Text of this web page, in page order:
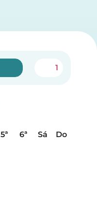
1
5ª 6ª Sá
Do